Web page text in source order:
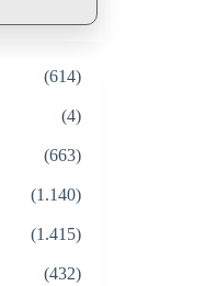
(614)
(4)
(663)
(1.140)
(1.415)
(432)